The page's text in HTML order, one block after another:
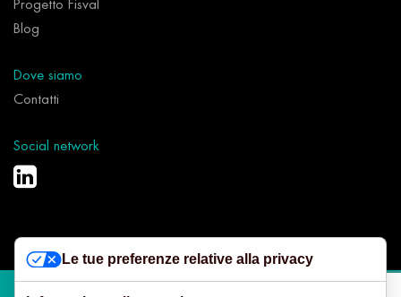
Progetto Fisval
Blog
Dove siamo
Contatti
Social network
Copyright© 2025 Metior s.r.l. Sede legale: via Maspero 5, Varese (VA)
Le tue preferenze relative alla privacy